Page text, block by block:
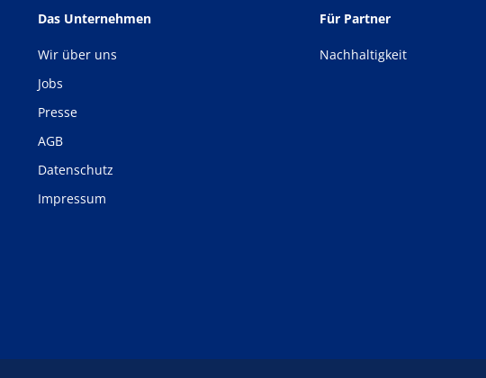
Das Unternehmen
Wir über uns
Jobs
Presse
AGB
Datenschutz
Impressum
Für Partner
Nachhaltigkeit